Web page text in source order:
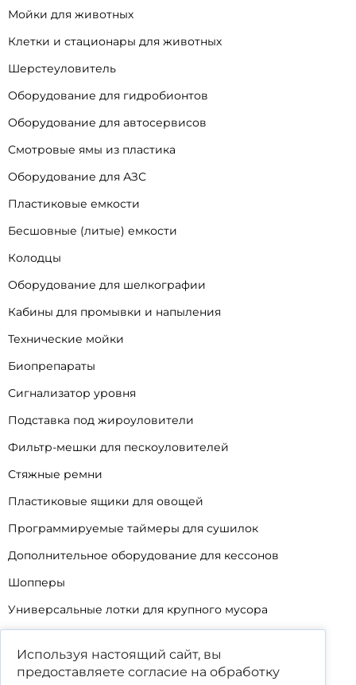
Мойки для животных
Клетки и стационары для животных
Шерстеуловитель
Оборудование для гидробионтов
Оборудование для автосервисов
Смотровые ямы из пластика
Оборудование для АЗС
Пластиковые емкости
Бесшовные (литые) емкости
Колодцы
Оборудование для шелкографии
Кабины для промывки и напыления
Технические мойки
Биопрепараты
Сигнализатор уровня
Подставка под жироуловители
Фильтр-мешки для пескоуловителей
Стяжные ремни
Пластиковые ящики для овощей
Программируемые таймеры для сушилок
Дополнительное оборудование для кессонов
Шопперы
Универсальные лотки для крупного мусора
Уцененные товары
Используя настоящий сайт, вы
предоставляете согласие на обработку